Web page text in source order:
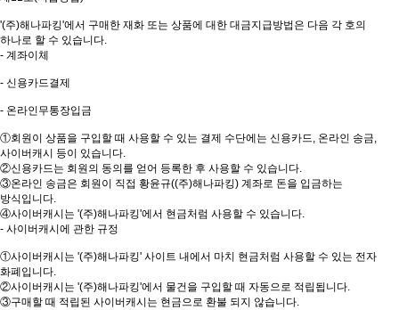
'(주)해나파킹'에서 구매한 재화 또는 상품에 대한 대금지급방법은 다음 각 호의
하나로 할 수 있습니다.
- 계좌이체
- 신용카드결제
- 온라인무통장입금
①회원이 상품을 구입할 때 사용할 수 있는 결제 수단에는 신용카드, 온라인 송금,
사이버캐시 등이 있습니다.
②신용카드는 회원의 동의를 얻어 등록한 후 사용할 수 있습니다.
③온라인 송금은 회원이 직접 황윤규((주)해나파킹) 계좌로 돈을 입금하는
방식입니다.
④사이버캐시는 '(주)해나파킹'에서 현금처럼 사용할 수 있습니다.
- 사이버캐시에 관한 규정
①사이버캐시는 '(주)해나파킹' 사이트 내에서 마치 현금처럼 사용할 수 있는 전자
화폐입니다.
②사이버캐시는 '(주)해나파킹'에서 물건을 구입할 때 자동으로 적립됩니다.
③구매할 때 적립된 사이버캐시는 현금으로 환불 되지 않습니다.